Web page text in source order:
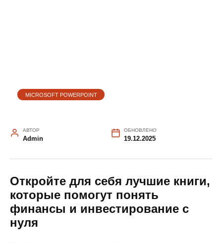
MICROSOFT POWERPOINT
АВТОР
Admin
ОБНОВЛЕНО
19.12.2025
Откройте для себя лучшие книги,
которые помогут понять
финансы и инвестирование с
нуля